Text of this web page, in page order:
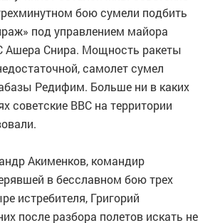
бою сумели подбить
под управлением майора
Ашера Снира. Мощность ракеты
самолет сумел
Редифим. Больше ни в каких
советские ВВС на территории
Акименков, командир
в бесславном бою трех
истребителя, Григорий
после разбора полетов искать не